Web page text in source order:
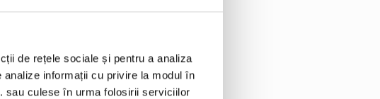
de rețele sociale și pentru a analiza
informații cu privire la modul în
sau culese în urma folosirii serviciilor